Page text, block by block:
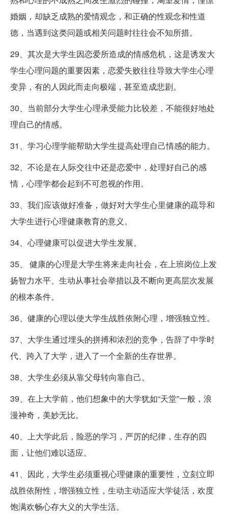
婚姻，却缺乏成熟的爱情观念，和正确的性观念和性道
德，当遇到这类问题或相关问题时往往会不知所措。
29、其次是大学生因恋爱所造成的情感危机，这是诱发大
学生心理问题的重要因素，恋爱失败往往导致大学生心理
变异，有的人因此而走向极端，甚至造成悲剧。
30、当前部分大学生心理承受能力比较差，不能很好地处
理自己的情感。
31、学习心理学能帮助大学生提高处理自己情感的能力。
32、不论是在人际交往中还是恋爱中，处理好自己的感
情，心理学都会起到不可忽视的作用。
33、我们应该做好准备，做好对大学生心里健康的疏导和
大学生进行心理健康教育的意义。
34、心理健康可以促进大学生发展。
35、 健康的心理是大学生将来走向社会，在上班岗位上发
扬智力水平、生动从事社会举措以及不断向更高层次发展
的根本条件。
36、健康的心理以使大学生战胜依附心理，增强独立性。
37、大学生通过埋头的拼搏和浓烈的竞争，告辞了中学时
代、跨入了大学，进入了一个全新的生存世界。
38、大学生必须从靠父母转向靠自己。
39、在上大学前，他们想象中的大学犹如“天堂”一般，浪
漫神奇，美妙无比。
40、上大学此后，险恶的学习，严厉的纪律，生存的四
面，让他们难以适应。
41、因此，大学生必须重视心理健康的重要性，立刻立即
战胜依附性，增强独立性，生动主动适应大学徒活，欢度
饱满欢畅心存大义的大学生活。